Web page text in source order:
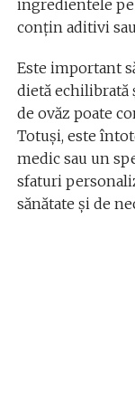
ingredientele pe
conțin aditivi
Este important
dietă echilibrată
de ovăz poate
Totuși, este
medic sau un
sfaturi
sănătate și de